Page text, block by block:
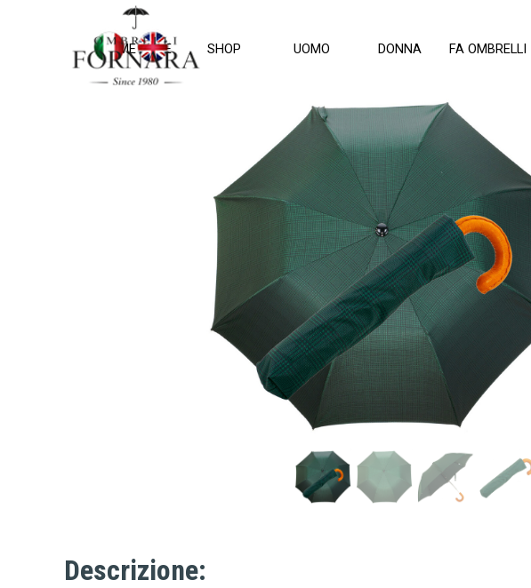
Salta menù
HOME PAGE SHOP UOMO ▼
DONNA ▼
FA OMBRELLI
Descrizione: